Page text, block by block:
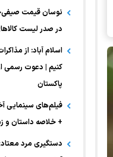
نوسان قیمت
در صدر لیست
اسلام آباد: از
کنیم | دعوت رسمی
پاکستان
+ خلاصه داستان
دستگیری مرد